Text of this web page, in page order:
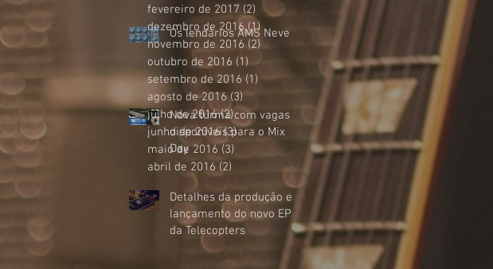
Os lendários AMS Neve
Nova turma com vagas
disponíveis para o Mix
Day
Detalhes da produção e
lançamento do novo EP
da Telecopters
fevereiro de 2017 (2) 2 posts
dezembro de 2016 (1)1 post
novembro de 2016 (2)
outubro de 2016 (1) 1 post
setembro de 2016 (1) 1 post
agosto de 2016 (3)
julho de 2016 (2)2 posts
junho de 2016 (3)3 posts
maio de 2016 (3)
abril de 2016 (2)